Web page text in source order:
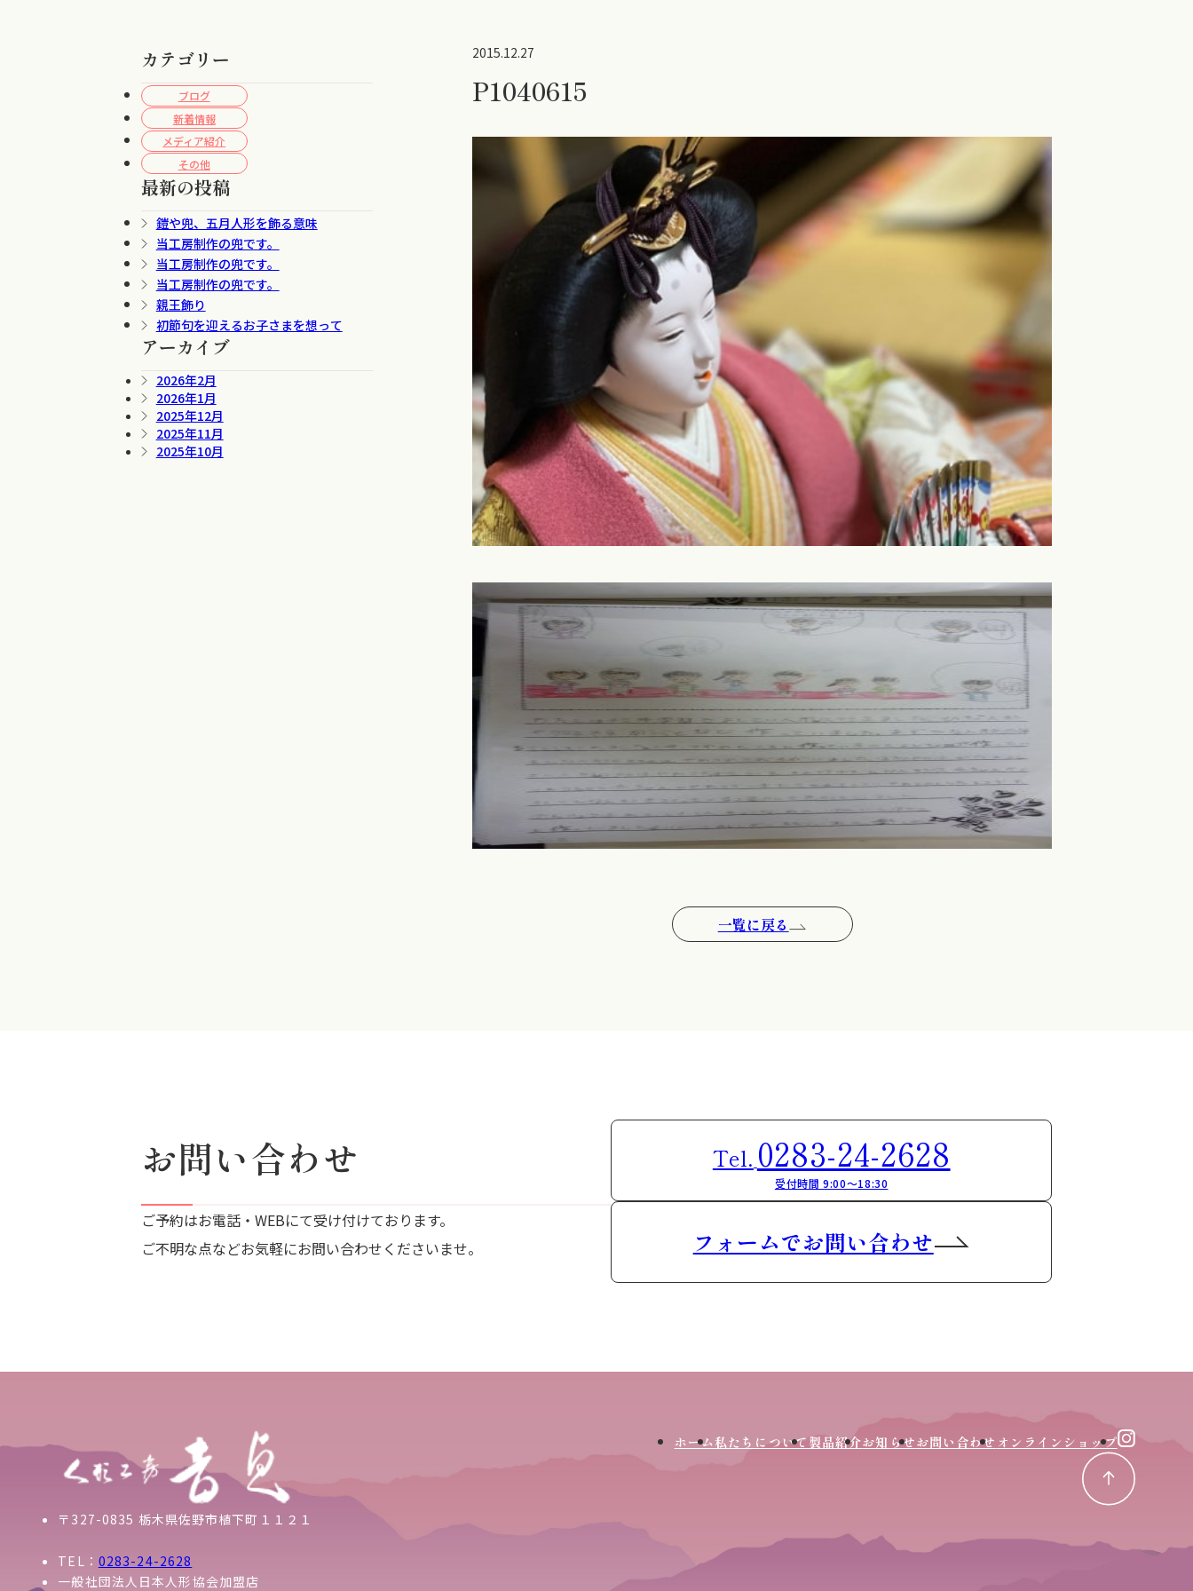
カテゴリー
ブログ
新着情報
メディア紹介
その他
最新の投稿
鎧や兜、五月人形を飾る意味
当工房制作の兜です。
当工房制作の兜です。
当工房制作の兜です。
親王飾り
初節句を迎えるお子さまを想って
アーカイブ
2026年2月
2026年1月
2025年12月
2025年11月
2025年10月
2015.12.27
P1040615
一覧に戻る
お問い合わせ
ご予約はお電話・WEBにて受け付けております。
ご不明な点などお気軽にお問い合わせくださいませ。
Tel. 0283-24-2628
受付時間 9:00～18:30
フォームでお問い合わせ
〒327-0835 栃木県佐野市植下町１１２１
TEL： 0283-24-2628
一般社団法人日本人形協会加盟店
ホーム私たちについて 製品紹介お知らせお問い合わせ オンラインショップ